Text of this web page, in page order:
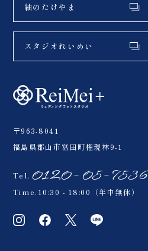
〒963-8041
福島県郡山市富田町権現林9-1
Tel. 0120-05-7536
Time.10:30 - 18:00（年中無休）
紬のたけやま
スタジオれいめい